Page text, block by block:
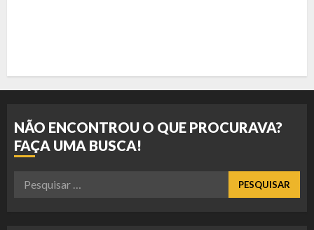
NÃO ENCONTROU O QUE PROCURAVA?
FAÇA UMA BUSCA!
Pesquisar